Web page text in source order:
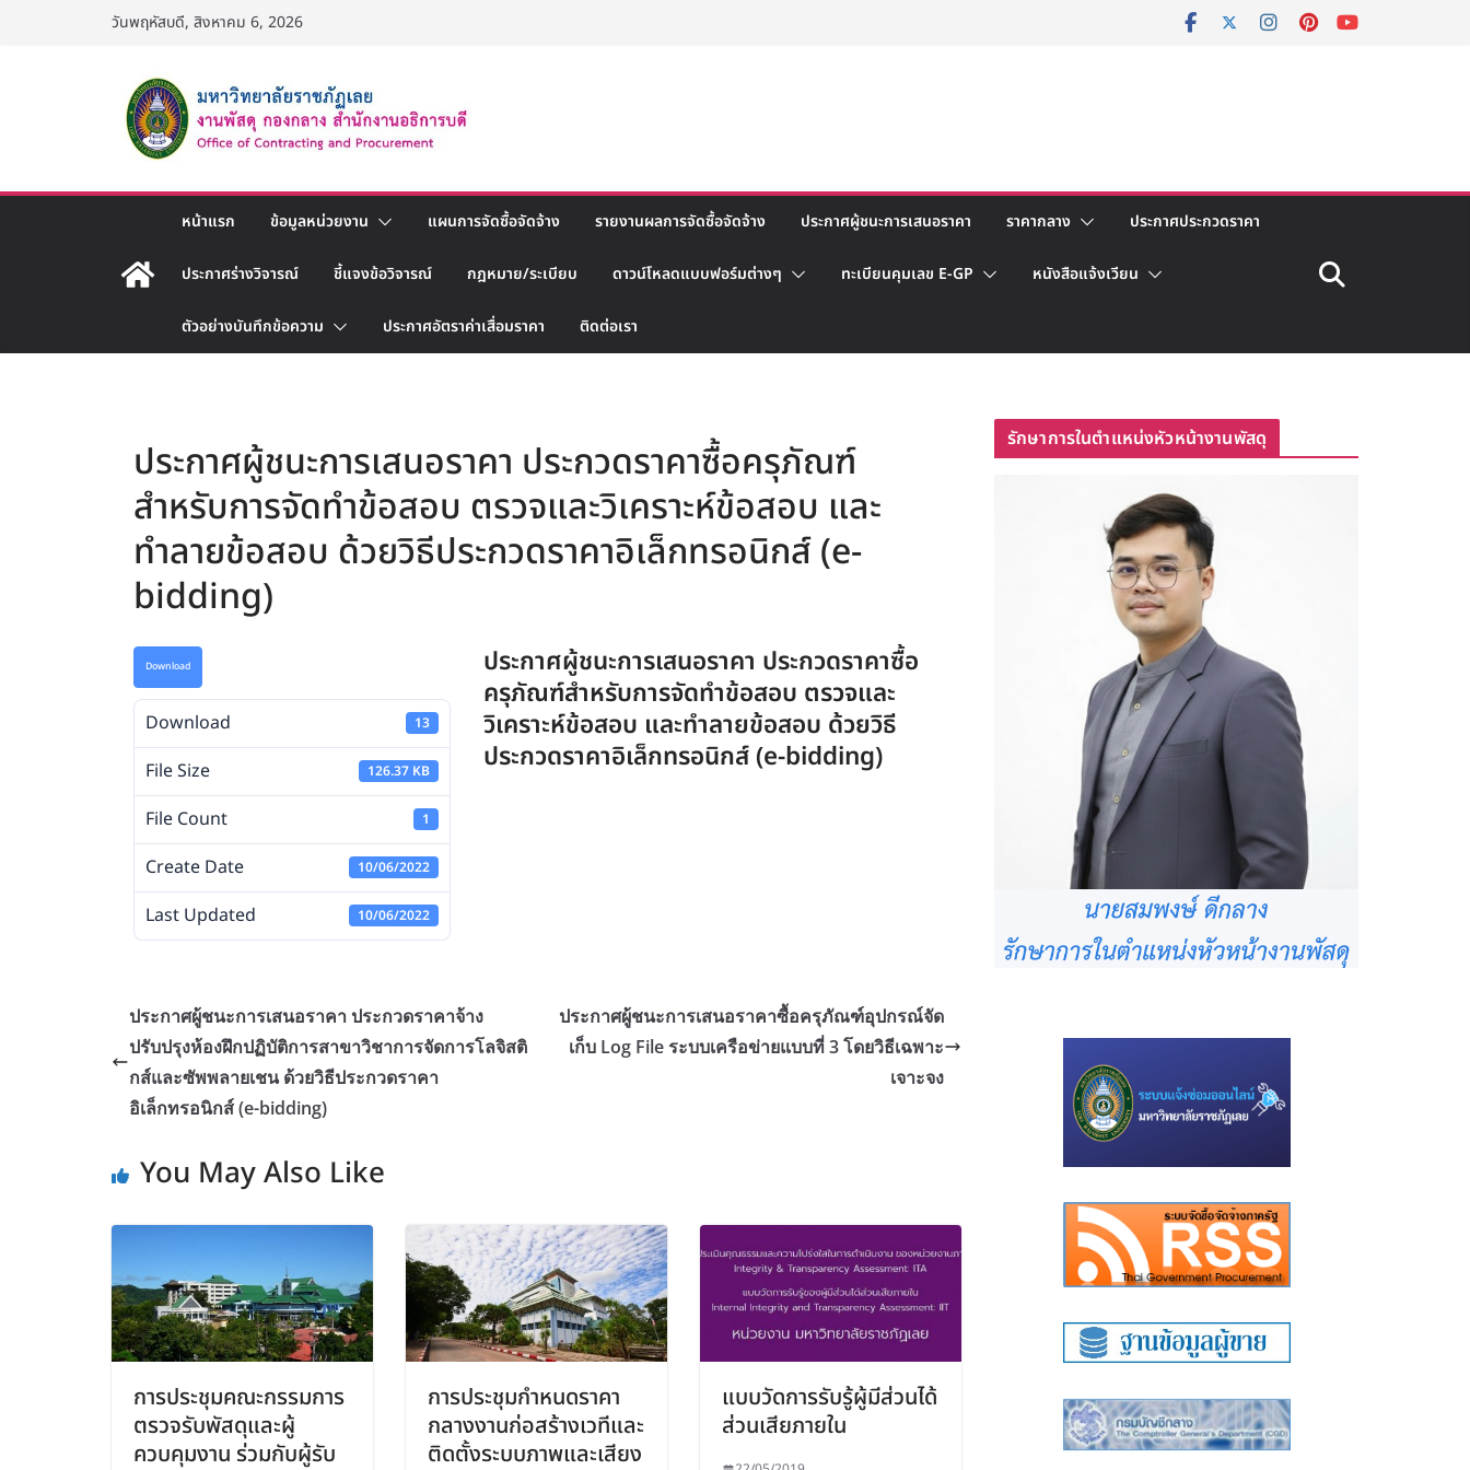
วันพฤหัสบดี, สิงหาคม 6, 2026
หน้าแรก ข้อมูลหน่วยงาน แผนการจัดซื้อจัดจ้าง รายงานผลการจัดซื้อจัดจ้าง ประกาศผู้ชนะการเสนอราคา ราคากลาง ประกาศประกวดราคา
ประกาศร่างวิจารณ์ ชี้แจงข้อวิจารณ์ กฎหมาย/ระเบียบ ดาวน์โหลดแบบฟอร์มต่างๆ ทะเบียนคุมเลข E-GP หนังสือแจ้งเวียน
ตัวอย่างบันทึกข้อความ ประกาศอัตราค่าเสื่อมราคา ติดต่อเรา
ประกาศผู้ชนะการเสนอราคา ประกวดราคาซื้อครุภัณฑ์
สำหรับการจัดทำข้อสอบ ตรวจและวิเคราะห์ข้อสอบ และ
ทำลายข้อสอบ ด้วยวิธีประกวดราคาอิเล็กทรอนิกส์ (e-
bidding)
Download
Download 13
File Size 126.37 KB
File Count 1
Create Date 10/06/2022
Last Updated 10/06/2022
ประกาศผู้ชนะการเสนอราคา ประกวดราคาซื้อ
ครุภัณฑ์สำหรับการจัดทำข้อสอบ ตรวจและ
วิเคราะห์ข้อสอบ และทำลายข้อสอบ ด้วยวิธี
ประกวดราคาอิเล็กทรอนิกส์ (e-bidding)
ประกาศผู้ชนะการเสนอราคา ประกวดราคาจ้าง
ปรับปรุงห้องฝึกปฏิบัติการสาขาวิชาการจัดการโลจิสติ
กส์และซัพพลายเชน ด้วยวิธีประกวดราคา
อิเล็กทรอนิกส์ (e-bidding)
ประกาศผู้ชนะการเสนอราคาซื้อครุภัณฑ์อุปกรณ์จัด
เก็บ Log File ระบบเครือข่ายแบบที่ 3 โดยวิธีเฉพาะ
เจาะจง
You May Also Like
การประชุมคณะกรรมการ
ตรวจรับพัสดุและผู้
ควบคุมงาน ร่วมกับผู้รับ
การประชุมกำหนดราคา
กลางงานก่อสร้างเวทีและ
ติดตั้งระบบภาพและเสียง
แบบวัดการรับรู้ผู้มีส่วนได้
ส่วนเสียภายใน
รักษาการในตำแหน่งหัวหน้างานพัสดุ